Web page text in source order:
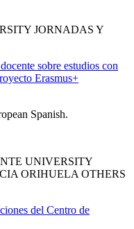
JORNADAS Y
sobre estudios con
Erasmus+
Spanish.
UNIVERSITY
ORIHUELA OTHERS
del Centro de